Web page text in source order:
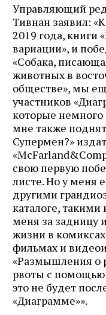
Управляющий
Тивнан заявил:
2019 года, книги
вариации», и
«Собака,
животных в
обществе», мы
участников
которые немного
мне также
Супермен?»
свою первую
листе. Но у меня
другими
каталоге, такими
меня за задницу
жизни в
фильмах и
«Размышления о
рвоты с помощью
это не будет
«Диаграмме»».